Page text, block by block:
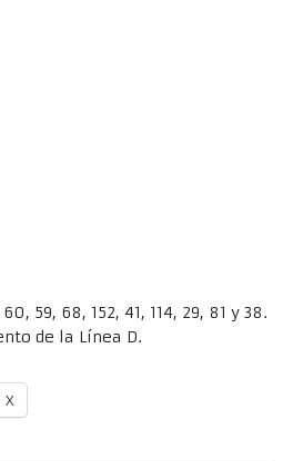
60, 59, 68, 152, 41, 114, 29, 81 y 38.
de la Línea D.
X